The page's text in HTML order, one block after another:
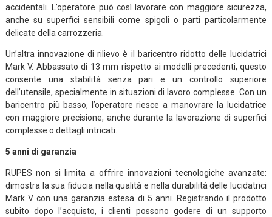
accidentali. L’operatore può così lavorare con maggiore sicurezza,
anche su superfici sensibili come spigoli o parti particolarmente
delicate della carrozzeria.
Un’altra innovazione di rilievo è il baricentro ridotto delle lucidatrici
Mark V. Abbassato di 13 mm rispetto ai modelli precedenti, questo
consente una stabilità senza pari e un controllo superiore
dell’utensile, specialmente in situazioni di lavoro complesse. Con un
baricentro più basso, l’operatore riesce a manovrare la lucidatrice
con maggiore precisione, anche durante la lavorazione di superfici
complesse o dettagli intricati.
5 anni di garanzia
RUPES non si limita a offrire innovazioni tecnologiche avanzate:
dimostra la sua fiducia nella qualità e nella durabilità delle lucidatrici
Mark V con una garanzia estesa di 5 anni. Registrando il prodotto
subito dopo l’acquisto, i clienti possono godere di un supporto